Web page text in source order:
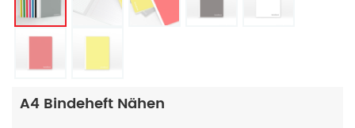
A4 Bindeheft Nähen